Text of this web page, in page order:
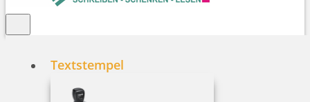
Textstempel